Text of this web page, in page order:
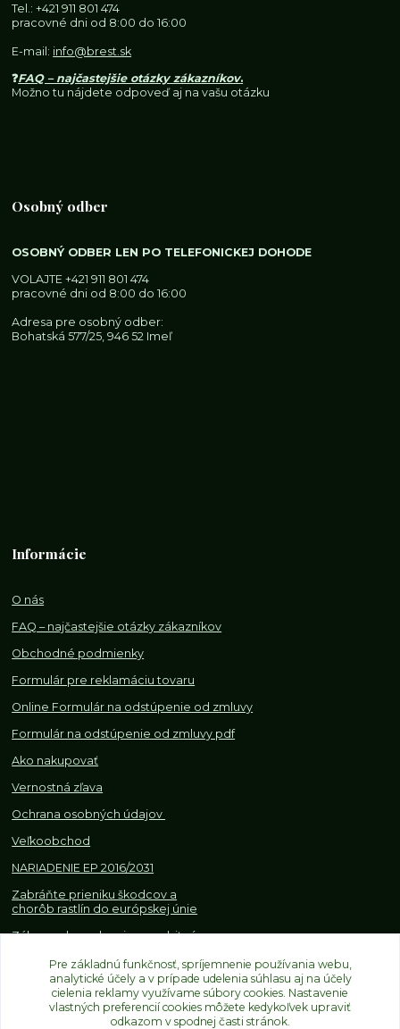
Tel.:+421 911 801 474
pracovné dni od 8:00 do 16:00
E-mail: info@brest.sk
❓FAQ – najčastejšie otázky zákazníkov.
Možno tu nájdete odpoveď aj na vašu otázku
Osobný odber
OSOBNÝ ODBER LEN PO TELEFONICKEJ DOHODE
VOLAJTE+421 911 801 474
pracovné dni od 8:00 do 16:00
Adresa pre osobný odber:
Bohatská 577/25, 946 52 Imeľ
Informácie
O nás
FAQ – najčastejšie otázky zákazníkov
Obchodné podmienky
Formulár pre reklamáciu tovaru
Online Formulár na odstúpenie od zmluvy
Formulár na odstúpenie od zmluvy pdf
Ako nakupovať
Vernostná zľava
Ochrana osobných údajov
Veľkoobchod
NARIADENIE EP 2016/2031
Zabráňte prieniku škodcov a
chorôb rastlín do európskej únie
Zákazy, obmedzenia a osobitné
obchodovaní s rastlinami
Pre základnú funkčnosť, spríjemnenie používania webu,
analytické účely a v prípade udelenia súhlasu aj na účely
cielenia reklamy využívame súbory cookies. Nastavenie
vlastných preferencií cookies môžete kedykoľvek upraviť
odkazom v spodnej časti stránok.